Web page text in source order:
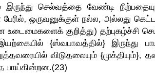
இருந்து செல்வத்தை வேண்டி
ஒருவனுக்குள் நல்ல, அல்லது
குறித்து) தற்புகழ்ச்சி
{ஸ்வபாவத்தில்} இருந்து
விடுதலையும் {முக்தியும்},
பாய்கின்றன.(23)